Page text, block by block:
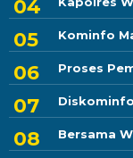
Kominfo
Proses
Bersama